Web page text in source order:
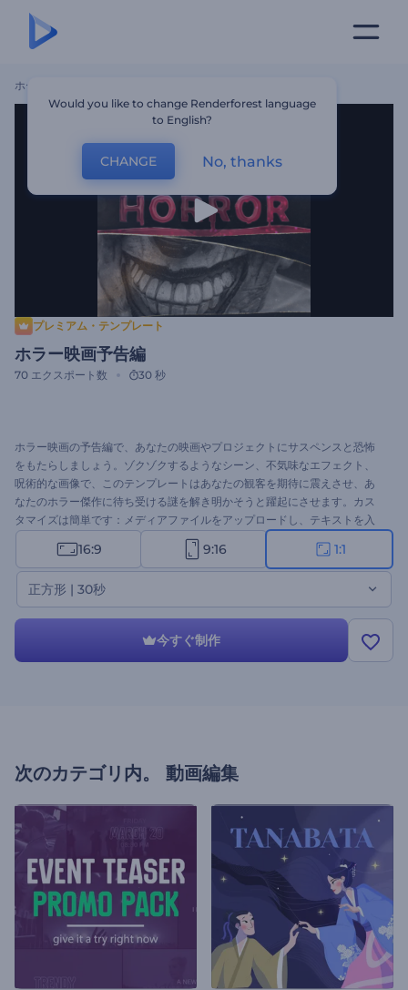
ホーム
プレミアム・テンプレート
ホラー映画予告編
70 エクスポート数 30 秒
ホラー映画の予告編で、あなたの映画やプロジェクトにサスペンスと恐怖
をもたらしましょう。ゾクゾクするようなシーン、不気味なエフェクト、
呪術的な画像で、このテンプレートはあなたの観客を期待に震えさせ、あ
なたのホラー傑作に待ち受ける謎を解き明かそうと躍起にさせます。カス
タマイズは簡単です：メディアファイルをアップロードし、テキストを入
力し、必要な調整を行い、BGMやボイスオーバーを使用して不気味な動画
プロジェクトを完成させます。ホラー映画、スリリングな予告編、ハロウ
ィーンのプロモーション、不気味なオープニングなどに最適です。今すぐ
お試しを！
16:9 9:16 1:1
正方形 | 30秒
今すぐ制作
次のカテゴリ内。 動画編集
Would you like to change Renderforest language
to English?
CHANGE No, thanks